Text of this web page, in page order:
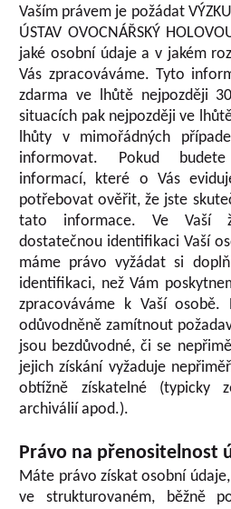
Vaším právem je požádat
ÚSTAV OVOCNÁŘSKÝ
jaké osobní údaje a v jakém
Vás zpracováváme. Tyto
zdarma ve lhůtě nejpozději
situacích pak nejpozději ve
lhůty v mimořádných
informovat. Pokud
informací, které o Vás
potřebovat ověřit, že jste
tato informace. Ve Vaší
dostatečnou identifikaci Vaší
máme právo vyžádat si
identifikaci, než Vám
zpracováváme k Vaší
odůvodněně zamítnout
jsou bezdůvodné, či se
jejich získání vyžaduje
obtížně získatelné (typicky
archiválií apod.).
Právo na přenositelnost
Máte právo získat osobní
ve strukturovaném, běžně